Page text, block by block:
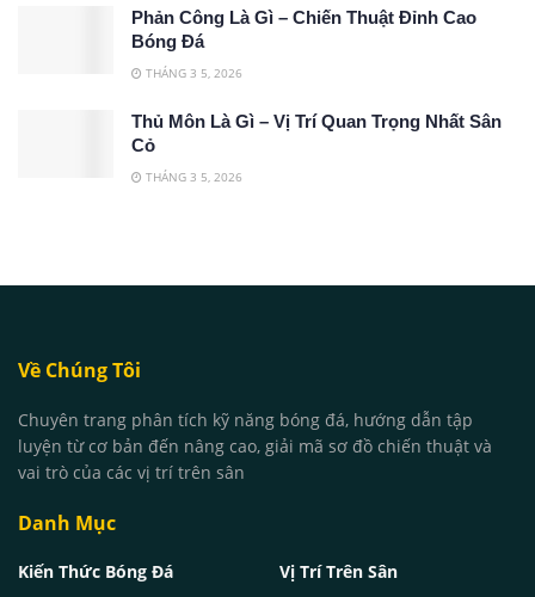
Phản Công Là Gì – Chiến Thuật Đỉnh Cao
Bóng Đá
THÁNG 3 5, 2026
Thủ Môn Là Gì – Vị Trí Quan Trọng Nhất Sân
Cỏ
THÁNG 3 5, 2026
Về Chúng Tôi
Chuyên trang phân tích kỹ năng bóng đá, hướng dẫn tập
luyện từ cơ bản đến nâng cao, giải mã sơ đồ chiến thuật và
vai trò của các vị trí trên sân
Danh Mục
Kiến Thức Bóng Đá
Vị Trí Trên Sân